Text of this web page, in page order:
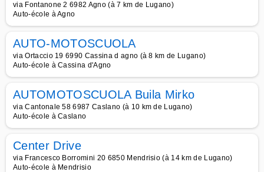
via Fontanone 2 6982 Agno (à 7 km de Lugano)
Auto-école à Agno
AUTO-MOTOSCUOLA
via Ortaccio 19 6990 Cassina d agno (à 8 km de Lugano)
Auto-école à Cassina d'Agno
AUTOMOTOSCUOLA Buila Mirko
via Cantonale 58 6987 Caslano (à 10 km de Lugano)
Auto-école à Caslano
Center Drive
via Francesco Borromini 20 6850 Mendrisio (à 14 km de Lugano)
Auto-école à Mendrisio